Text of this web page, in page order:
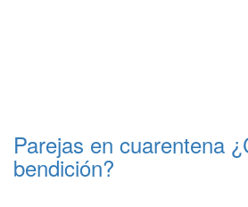
Parejas en cuarentena
bendición?